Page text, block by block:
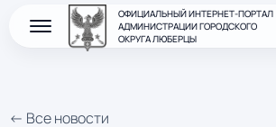
ОФИЦИАЛЬНЫЙ ИНТЕРНЕТ-ПОРТАЛ
АДМИНИСТРАЦИИ ГОРОДСКОГО
ОКРУГА ЛЮБЕРЦЫ
← Все новости